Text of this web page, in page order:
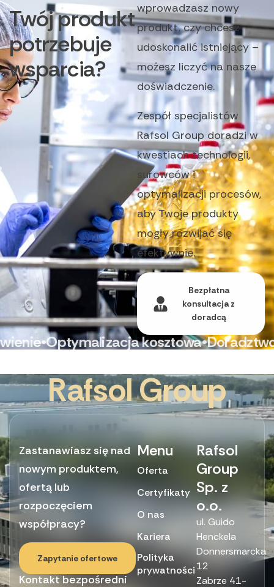
Twójprodukt
potrzebuje
wsparcia?
wprowadzasz nowy
produkt, czy chcesz
udoskonalić istniejący –
możesz liczyć na nasze
doświadczenie.
Zespół specjalistów
Rafsol Group doradzi w
kwestiach technologii,
surowców i
optymalizacji procesów,
aby Twoje produkty
mogły rozwijać się
efektywnie.
Bezpłatna
konsultacja z
doradcą
•Optymalizacja kosztowa•Doradztwo
RafsolGroup
Zastanawiasz się nad
nowym produktem,
ofertą lub
rozpoczęciem
współpracy?
Zapytanie ofertowe
Kontakt bezpośredni
Menu
Oferta
Certyfikaty
O nas
Kariera
Polityka
prywatności
Rafsol
Group
Sp. z
o.o.
ul. Guido
Henckela
Donnersmarcka
12
Zabrze 41-